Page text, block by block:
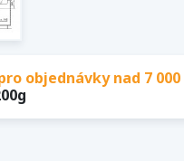
objednávky nad 7 000